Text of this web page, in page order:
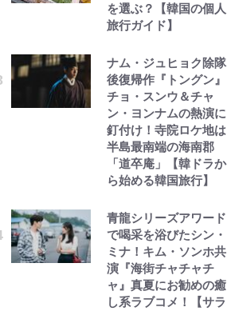
を選ぶ？【韓国の個人
旅行ガイド】
ナム・ジュヒョク除隊
後復帰作『トングン』
チョ・スンウ＆チャ
ン・ヨンナムの熱演に
釘付け！寺院ロケ地は
半島最南端の海南郡
「道卒庵」【韓ドラか
ら始める韓国旅行】
青龍シリーズアワード
で喝采を浴びたシン・
ミナ！キム・ソンホ共
演『海街チャチャチ
ャ』真夏にお勧めの癒
し系ラブコメ！【サラ